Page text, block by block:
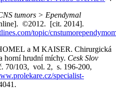
tumors > Ependymal
©2012. [cit. 2014].
topic/
a M KAISER. Chirurgická
horní hrudní míchy. Cesk Slov
70/103, vol. 2, s. 196-200,
specialist-